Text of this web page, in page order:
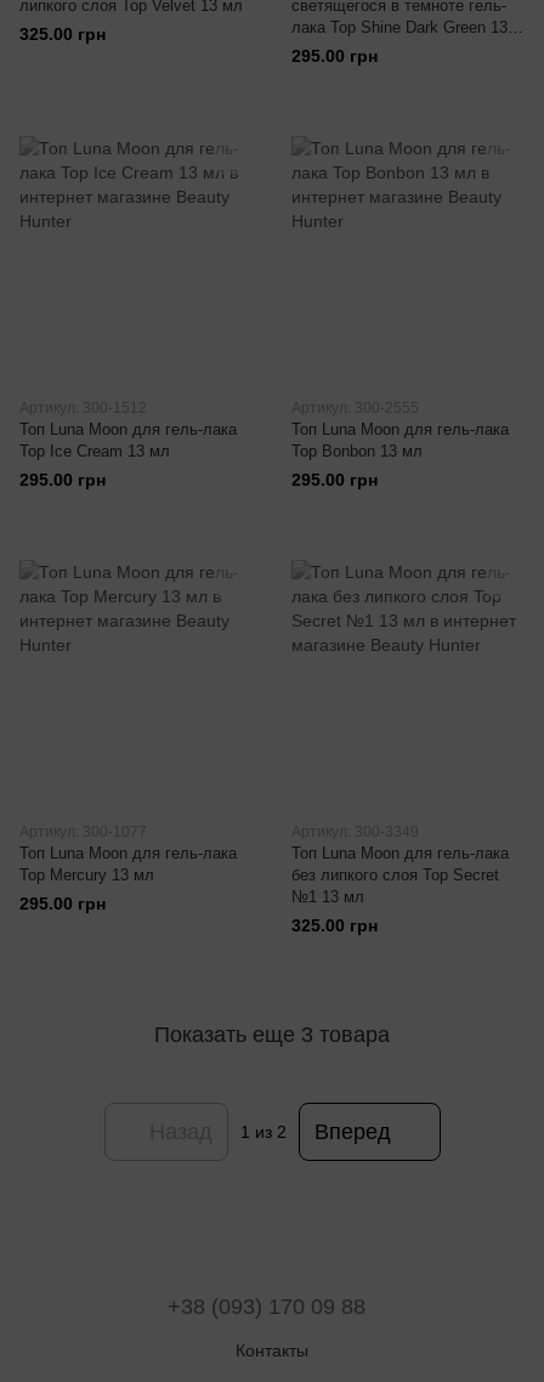
липкого слоя Top Velvet 13 мл
325.00 грн
светящегося в темноте гель-
лака Top Shine Dark Green 13
мл
295.00 грн
Артикул: 300-1512
Топ Luna Moon для гель-лака
Top Ice Cream 13 мл
295.00 грн
Артикул: 300-2555
Топ Luna Moon для гель-лака
Top Bonbon 13 мл
295.00 грн
Артикул: 300-1077
Топ Luna Moon для гель-лака
Top Mercury 13 мл
295.00 грн
Артикул: 300-3349
Топ Luna Moon для гель-лака
без липкого слоя Top Secret
№1 13 мл
325.00 грн
Показать еще 3 товара
1 из 2 Вперед
+38 (093) 170 09 88
Контакты